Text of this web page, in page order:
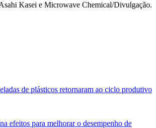
Kasei e Microwave Chemical/Divulgação.
de plásticos retornaram ao ciclo produtivo
efeitos para melhorar o desempenho de